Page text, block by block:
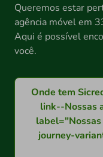
Queremos estar
agência móvel em
Aqui é possível
você.
Onde tem
link--Nossas
journey-